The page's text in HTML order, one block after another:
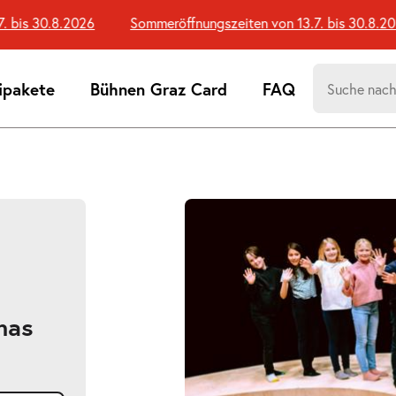
30.8.2026 Sommeröffnungszeiten von 13.7. bis 30.8.2026
Bühnen Graz Card FAQ
nach: